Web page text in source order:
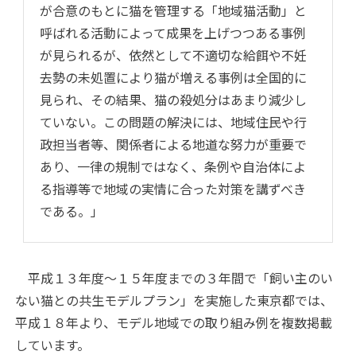
が合意のもとに猫を管理する「地域猫活動」と
呼ばれる活動によって成果を上げつつある事例
が見られるが、依然として不適切な給餌や不妊
去勢の未処置により猫が増える事例は全国的に
見られ、その結果、猫の殺処分はあまり減少し
ていない。この問題の解決には、地域住民や行
政担当者等、関係者による地道な努力が重要で
あり、一律の規制ではなく、条例や自治体によ
る指導等で地域の実情に合った対策を講ずべき
である。」
平成１３年度～１５年度までの３年間で「飼い主のい
ない猫との共生モデルプラン」を実施した東京都では、
平成１８年より、モデル地域での取り組み例を複数掲載
しています。